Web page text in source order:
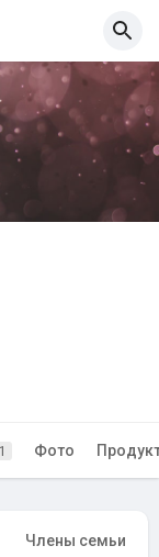
1 Фото
Члены семьи